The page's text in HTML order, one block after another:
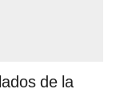
de la